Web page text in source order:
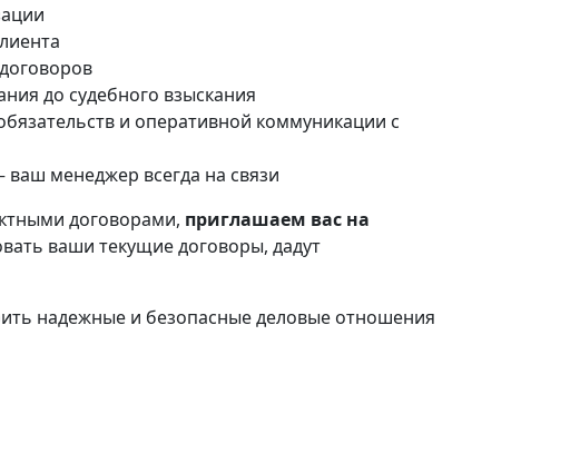
до судебного взыскания
и оперативной коммуникации с
менеджер всегда на связи
договорами, приглашаем вас на
ваши текущие договоры, дадут
надежные и безопасные деловые отношения